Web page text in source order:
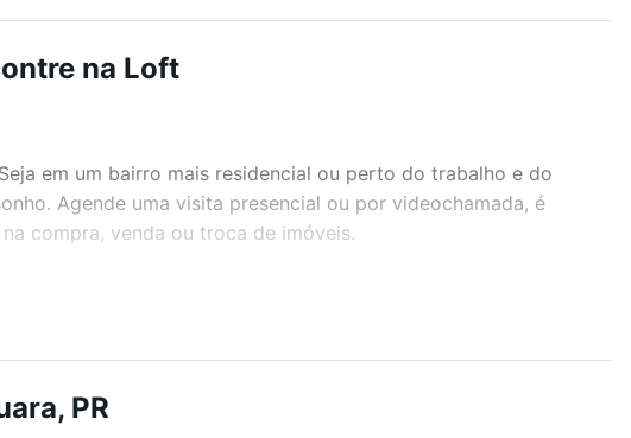
na Loft
em um bairro mais residencial ou perto do trabalho e do
Agende uma visita presencial ou por videochamada, é
compra, venda ou troca de imóveis.
academia, salão de festas ou área verde e encontrar
PR